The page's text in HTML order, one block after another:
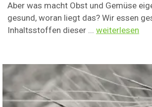
Aber was macht Obst und Gemüse
gesund, woran liegt das? Wir essen
Inhaltsstoffen dieser ... weiterlesen